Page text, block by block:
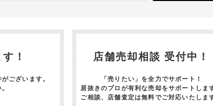
！
ございます。
店舗売却相談 受付中！
「売りたい」を全力でサポート！
居抜きのプロが有利な売却をサポートしま
ご相談、店舗査定は無料でご対応いたしま